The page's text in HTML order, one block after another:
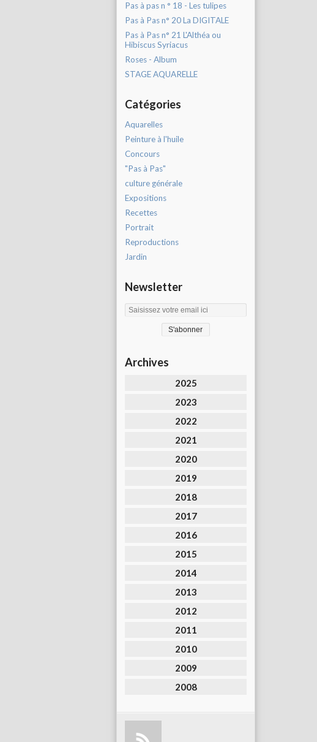
Pas à pas n ° 18 - Les tulipes
Pas à Pas n° 20 La DIGITALE
Pas à Pas n° 21 L'Althéa ou
Hibiscus Syriacus
Roses - Album
STAGE AQUARELLE
Catégories
Aquarelles
Peinture à l'huile
Concours
"Pas à Pas"
culture générale
Expositions
Recettes
Portrait
Reproductions
Jardin
Newsletter
Archives
2025
2023
2022
2021
2020
2019
2018
2017
2016
2015
2014
2013
2012
2011
2010
2009
2008